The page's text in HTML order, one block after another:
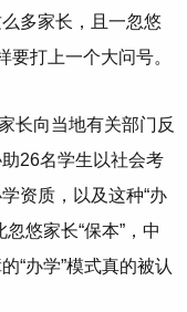
多家长，且一忽悠
打上一个大问号。
长向当地有关部门反
26名学生以社会考
资质，以及这种“办
悠家长“保本”，中
“办学”模式真的被认